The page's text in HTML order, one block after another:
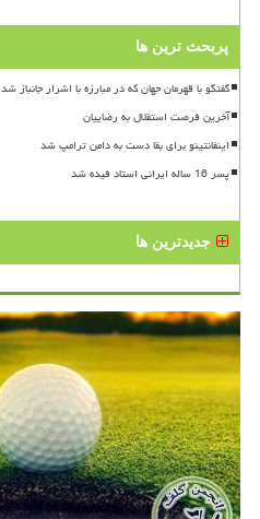
پربحث ترین ها
گفتگو با قهرمان جهان که در مبارزه با اشرار جانباز شد
آخرین فرصت استقلال به رضاییان
اینفانتینو برای بقا دست به دامن ترامپ شد
پسر 16 ساله ایرانی استاد فیده شد
جدیدترین ها